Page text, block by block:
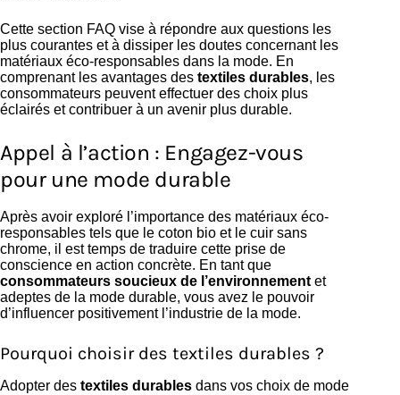
Cette section FAQ vise à répondre aux questions les
plus courantes et à dissiper les doutes concernant les
matériaux éco-responsables dans la mode. En
comprenant les avantages des textiles durables, les
consommateurs peuvent effectuer des choix plus
éclairés et contribuer à un avenir plus durable.
Appel à l’action : Engagez-vous
pour une mode durable
Après avoir exploré l’importance des matériaux éco-
responsables tels que le coton bio et le cuir sans
chrome, il est temps de traduire cette prise de
conscience en action concrète. En tant que
consommateurs soucieux de l’environnement et
adeptes de la mode durable, vous avez le pouvoir
d’influencer positivement l’industrie de la mode.
Pourquoi choisir des textiles durables ?
Adopter des textiles durables dans vos choix de mode